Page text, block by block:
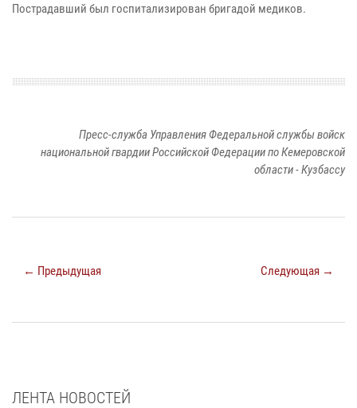
Пострадавший был госпитализирован бригадой медиков.
Пресс-служба Управления Федеральной службы войск
национальной гвардии Российской Федерации по Кемеровской
области - Кузбассу
← Предыдущая Следующая →
ЛЕНТА НОВОСТЕЙ